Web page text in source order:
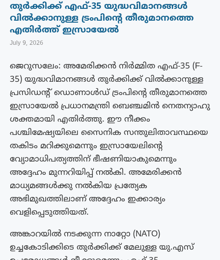
തുർക്കിക്ക് എഫ്-35 യുദ്ധവിമാനങ്ങള്‍
വിൽക്കാനുള്ള ട്രംപിന്റെ തീരുമാനത്തെ
എതിർത്ത് ഇസ്രായേൽ
July 9, 2026
ജെറുസലേം: അമേരിക്കന്‍ നിര്‍മ്മിത എഫ്-35 (F-
35) യുദ്ധവിമാനങ്ങള്‍ തുര്‍ക്കിക്ക് വില്‍ക്കാനുള്ള
പ്രസിഡന്റ് ഡൊണാള്‍ഡ് ട്രംപിന്റെ തീരുമാനത്തെ
ഇസ്രായേല്‍ പ്രധാനമന്ത്രി ബെഞ്ചമിൻ നെതന്യാഹു
ശക്തമായി എതിര്‍ത്തു. ഈ നീക്കം
പശ്ചിമേഷ്യയിലെ സൈനിക സന്തുലിതാവസ്ഥയെ
തകിടം മറിക്കുമെന്നും ഇസ്രായേലിന്റെ
വ്യോമാധിപത്യത്തിന് ഭീഷണിയാകുമെന്നും
അദ്ദേഹം മുന്നറിയിപ്പ് നല്‍കി. അമേരിക്കന്‍
മാധ്യമങ്ങൾക്കു നല്‍കിയ പ്രത്യേക
അഭിമുഖത്തിലാണ് അദ്ദേഹം ഇക്കാര്യം
വെളിപ്പെടുത്തിയത്.
അങ്കാറയിൽ നടക്കുന്ന നാറ്റോ (NATO)
ഉച്ചകോടിക്കിടെ തുർക്കിക്ക് മേലുള്ള യു.എസ്